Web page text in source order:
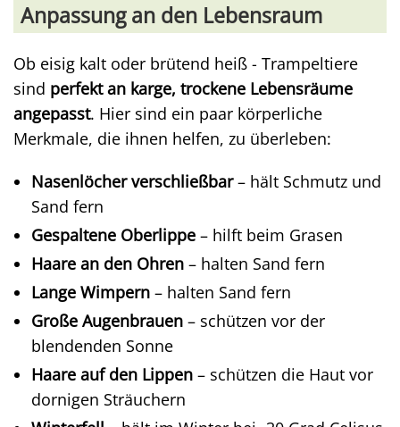
Anpassung an den Lebensraum
Ob eisig kalt oder brütend heiß - Trampeltiere
sind perfekt an karge, trockene Lebensräume
angepasst. Hier sind ein paar körperliche
Merkmale, die ihnen helfen, zu überleben:
Nasenlöcher verschließbar– hält Schmutz und
Sand fern
Gespaltene Oberlippe – hilft beim Grasen
Haare an den Ohren – halten Sand fern
Lange Wimpern – halten Sand fern
Große Augenbrauen – schützen vor der
blendenden Sonne
Haare auf den Lippen – schützen die Haut vor
dornigen Sträuchern